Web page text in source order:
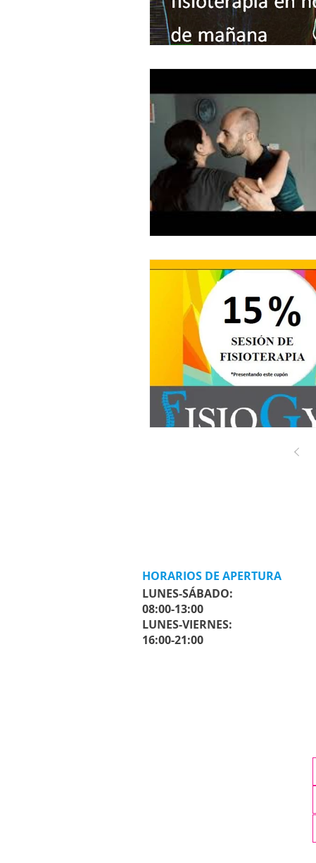
HORARIOS DE APERTURA
LUNES-SÁBADO:
08:00-13:00
LUNES-VIERNES:
16:00-21:00